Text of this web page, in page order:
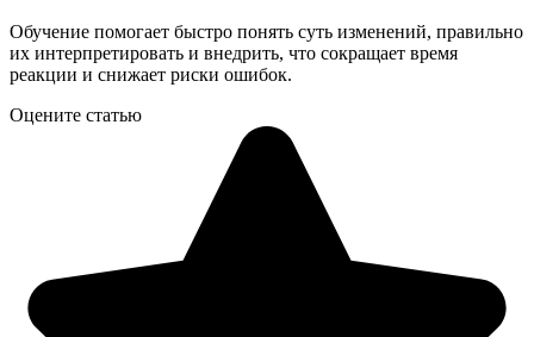
Обучение помогает быстро понять суть изменений, правильно
их интерпретировать и внедрить, что сокращает время
реакции и снижает риски ошибок.
Оцените статью